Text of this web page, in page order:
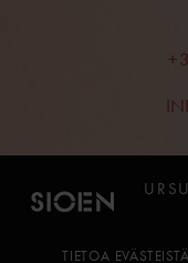
TIETOA EVÄSTEISTÄ